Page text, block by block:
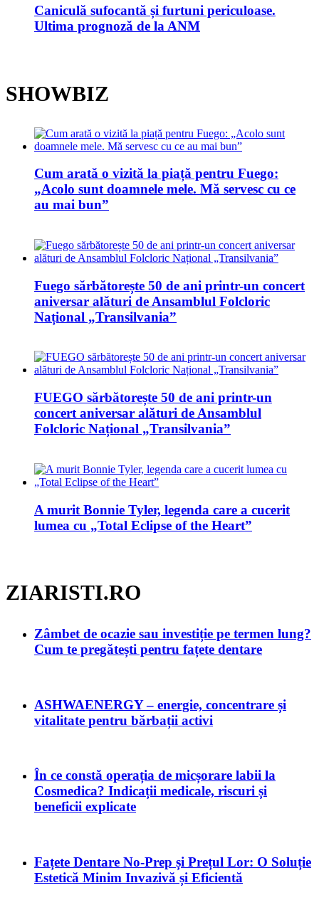
Caniculă sufocantă și furtuni periculoase.
Ultima prognoză de la ANM
SHOWBIZ
Cum arată o vizită la piață pentru Fuego:
„Acolo sunt doamnele mele. Mă servesc cu ce
au mai bun”
Fuego sărbătorește 50 de ani printr-un concert
aniversar alături de Ansamblul Folcloric
Național „Transilvania”
FUEGO sărbătorește 50 de ani printr-un
concert aniversar alături de Ansamblul
Folcloric Național „Transilvania”
A murit Bonnie Tyler, legenda care a cucerit
lumea cu „Total Eclipse of the Heart”
ZIARISTI.RO
Zâmbet de ocazie sau investiție pe termen lung?
Cum te pregătești pentru fațete dentare
ASHWAENERGY – energie, concentrare și
vitalitate pentru bărbații activi
În ce constă operația de micșorare labii la
Cosmedica? Indicații medicale, riscuri și
beneficii explicate
Fațete Dentare No-Prep și Prețul Lor: O Soluție
Estetică Minim Invazivă și Eficientă